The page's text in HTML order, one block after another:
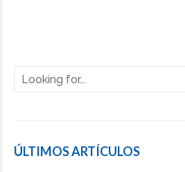
ÚLTIMOS ARTÍCULOS